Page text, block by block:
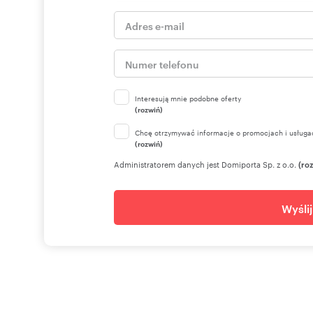
Interesują mnie podobne oferty
(rozwiń)
Chcę otrzymywać informacje o promocjach i
(rozwiń)
Administratorem danych jest Domiporta Sp. z o.o.